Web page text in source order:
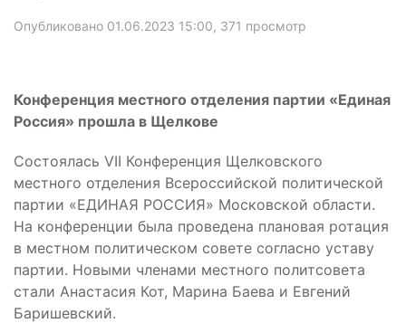
Опубликовано 01.06.2023 15:00, 371 просмотр
Конференция местного отделения партии «Единая
Россия» прошла в Щелкове
Состоялась VII Конференция Щелковского
местного отделения Всероссийской политической
партии «ЕДИНАЯ РОССИЯ» Московской области.
На конференции была проведена плановая ротация
в местном политическом совете согласно уставу
партии. Новыми членами местного политсовета
стали Анастасия Кот, Марина Баева и Евгений
Баришевский.